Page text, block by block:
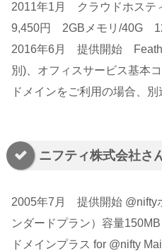
2011年1月 クラウドホステ
9,450円 2GBメモリ/40G
2016年6月 提供開始
別)、オフィスサービス基本
ドメインをご利用の場合、別
ニフティ株式会社さ
2005年7月 提供開始 @nifty
ンダードプラン）容量
ドメインプラス for @nifty